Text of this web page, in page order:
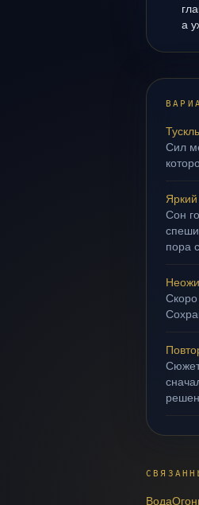
а
Сил
Сон
пора
Скоро
Вода